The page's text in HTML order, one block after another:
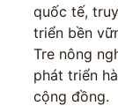
quốc tế,
triển bền
Tre nông
phát triển
cộng đồng.